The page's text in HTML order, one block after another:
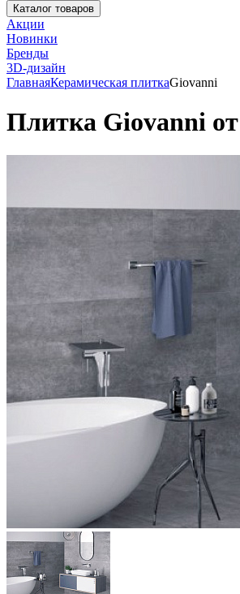
Каталог товаров
Акции
Новинки
Бренды
3D-дизайн
ГлавнаяКерамическая плиткаGiovanni
Плитка Giovanni